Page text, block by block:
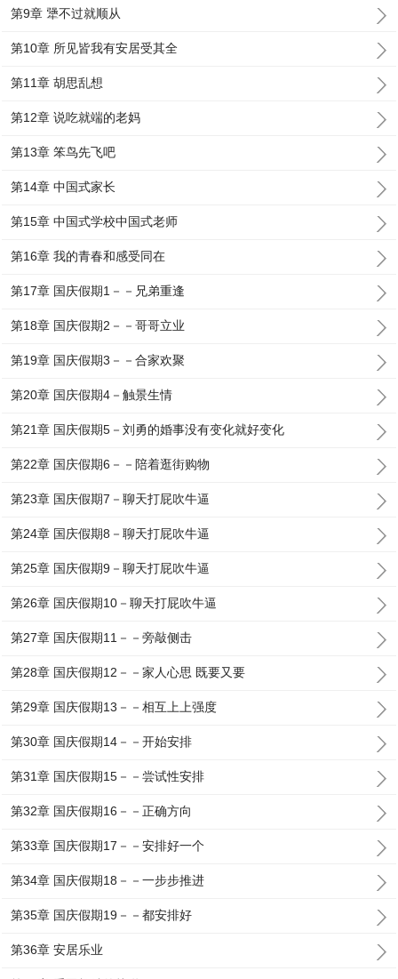
第9章 犟不过就顺从
第10章 所见皆我有安居受其全
第11章 胡思乱想
第12章 说吃就端的老妈
第13章 笨鸟先飞吧
第14章 中国式家长
第15章 中国式学校中国式老师
第16章 我的青春和感受同在
第17章 国庆假期1－－兄弟重逢
第18章 国庆假期2－－哥哥立业
第19章 国庆假期3－－合家欢聚
第20章 国庆假期4－触景生情
第21章 国庆假期5－刘勇的婚事没有变化就好变化
第22章 国庆假期6－－陪着逛街购物
第23章 国庆假期7－聊天打屁吹牛逼
第24章 国庆假期8－聊天打屁吹牛逼
第25章 国庆假期9－聊天打屁吹牛逼
第26章 国庆假期10－聊天打屁吹牛逼
第27章 国庆假期11－－旁敲侧击
第28章 国庆假期12－－家人心思 既要又要
第29章 国庆假期13－－相互上上强度
第30章 国庆假期14－－开始安排
第31章 国庆假期15－－尝试性安排
第32章 国庆假期16－－正确方向
第33章 国庆假期17－－安排好一个
第34章 国庆假期18－－一步步推进
第35章 国庆假期19－－都安排好
第36章 安居乐业